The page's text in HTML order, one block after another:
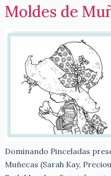
Moldes de
Dominando Pinceladas
Muñecas (Sarah Kay,